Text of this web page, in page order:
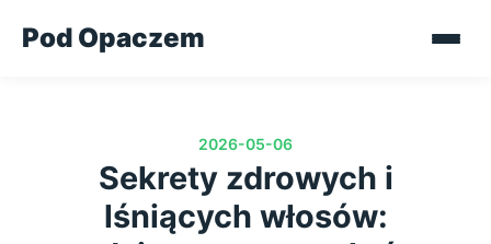
Pod Opaczem
2026-05-06
Sekrety zdrowych i
lśniących włosów: